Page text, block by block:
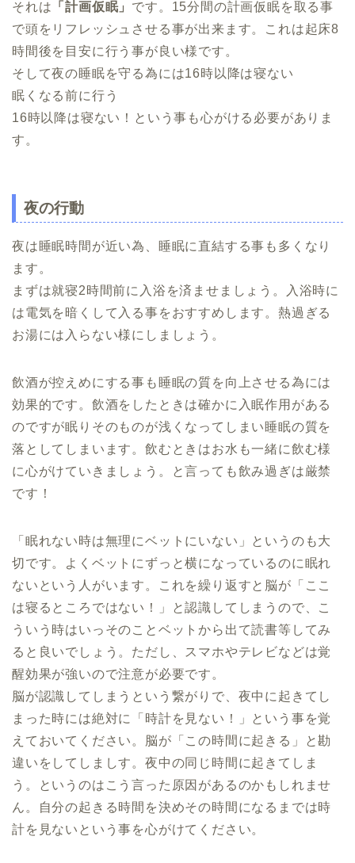
それは 「計画仮眠」 です。15分間の計画仮眠を取る事
で頭をリフレッシュさせる事が出来ます。これは起床8
時間後を目安に行う事が良い様です。
そして夜の睡眠を守る為には16時以降は寝ない
眠くなる前に行う
16時以降は寝ない！という事も心がける必要がありま
す。
夜の行動
夜は睡眠時間が近い為、睡眠に直結する事も多くなり
ます。
まずは就寝2時間前に入浴を済ませましょう。入浴時に
は電気を暗くして入る事をおすすめします。熱過ぎる
お湯には入らない様にしましょう。
飲酒が控えめにする事も睡眠の質を向上させる為には
効果的です。飲酒をしたときは確かに入眠作用がある
のですが眠りそのものが浅くなってしまい睡眠の質を
落としてしまいます。飲むときはお水も一緒に飲む様
に心がけていきましょう。と言っても飲み過ぎは厳禁
です！
「眠れない時は無理にベットにいない」というのも大
切です。よくベットにずっと横になっているのに眠れ
ないという人がいます。これを繰り返すと脳が「ここ
は寝るところではない！」と認識してしまうので、こ
ういう時はいっそのことベットから出て読書等してみ
ると良いでしょう。ただし、スマホやテレビなどは覚
醒効果が強いので注意が必要です。
脳が認識してしまうという繋がりで、夜中に起きてし
まった時には絶対に「時計を見ない！」という事を覚
えておいてください。脳が「この時間に起きる」と勘
違いをしてしましす。夜中の同じ時間に起きてしま
う。というのはこう言った原因があるのかもしれませ
ん。自分の起きる時間を決めその時間になるまでは時
計を見ないという事を心がけてください。